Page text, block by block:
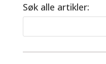
Søk alle artikler: